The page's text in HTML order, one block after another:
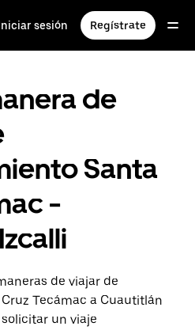
sesión Regístrate
de
Santa
-
de viajar de
Tecámac a Cuautitlán
un viaje